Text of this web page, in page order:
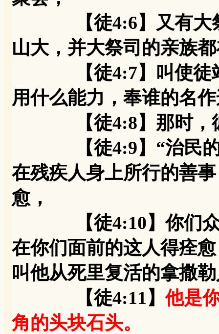
【徒4:6】又有大祭
山大，并大祭司的亲族
【徒4:7】叫使徒站
用什么能力，奉谁的名
【徒4:8】那时，彼
【徒4:9】“治民的官
在残疾人身上所行的善
愈，
【徒4:10】你们众人
在你们面前的这人得痊
叫他从死里复活的拿撒
【徒4:11】他是
角的头块石头。